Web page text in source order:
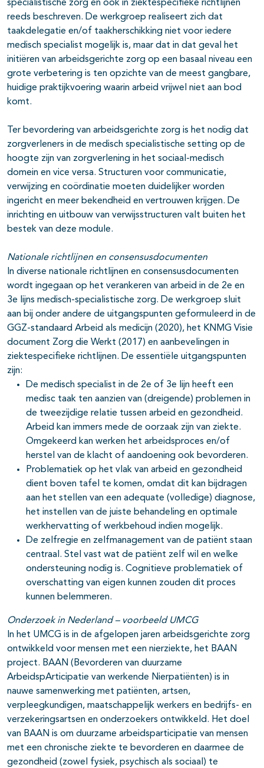
specialistische zorg en ook in ziektespecifieke richtlijnen
reeds beschreven. De werkgroep realiseert zich dat
taakdelegatie en/of taakherschikking niet voor iedere
medisch specialist mogelijk is, maar dat in dat geval het
initiëren van arbeidsgerichte zorg op een basaal niveau een
grote verbetering is ten opzichte van de meest gangbare,
huidige praktijkvoering waarin arbeid vrijwel niet aan bod
komt.
Ter bevordering van arbeidsgerichte zorg is het nodig dat
zorgverleners in de medisch specialistische setting op de
hoogte zijn van zorgverlening in het sociaal-medisch
domein en vice versa. Structuren voor communicatie,
verwijzing en coördinatie moeten duidelijker worden
ingericht en meer bekendheid en vertrouwen krijgen. De
inrichting en uitbouw van verwijsstructuren valt buiten het
bestek van deze module.
Nationale richtlijnen en consensusdocumenten
In diverse nationale richtlijnen en consensusdocumenten
wordt ingegaan op het verankeren van arbeid in de 2e en
3e lijns medisch-specialistische zorg. De werkgroep sluit
aan bij onder andere de uitgangspunten geformuleerd in de
GGZ-standaard Arbeid als medicijn (2020), het KNMG Visie
document Zorg die Werkt (2017) en aanbevelingen in
ziektespecifieke richtlijnen. De essentiële uitgangspunten
zijn:
De medisch specialist in de 2e of 3e lijn heeft een
medisc taak ten aanzien van (dreigende) problemen in
de tweezijdige relatie tussen arbeid en gezondheid.
Arbeid kan immers mede de oorzaak zijn van ziekte.
Omgekeerd kan werken het arbeidsproces en/of
herstel van de klacht of aandoening ook bevorderen.
Problematiek op het vlak van arbeid en gezondheid
dient boven tafel te komen, omdat dit kan bijdragen
aan het stellen van een adequate (volledige) diagnose,
het instellen van de juiste behandeling en optimale
werkhervatting of werkbehoud indien mogelijk.
De zelfregie en zelfmanagement van de patiënt staan
centraal. Stel vast wat de patiënt zelf wil en welke
ondersteuning nodig is. Cognitieve problematiek of
overschatting van eigen kunnen zouden dit proces
kunnen belemmeren.
Onderzoek in Nederland – voorbeeld UMCG
In het UMCG is in de afgelopen jaren arbeidsgerichte zorg
ontwikkeld voor mensen met een nierziekte, het BAAN
project. BAAN (Bevorderen van duurzame
ArbeidspArticipatie van werkende Nierpatiënten) is in
nauwe samenwerking met patiënten, artsen,
verpleegkundigen, maatschappelijk werkers en bedrijfs- en
verzekeringsartsen en onderzoekers ontwikkeld. Het doel
van BAAN is om duurzame arbeidsparticipatie van mensen
met een chronische ziekte te bevorderen en daarmee de
gezondheid (zowel fysiek, psychisch als sociaal) te